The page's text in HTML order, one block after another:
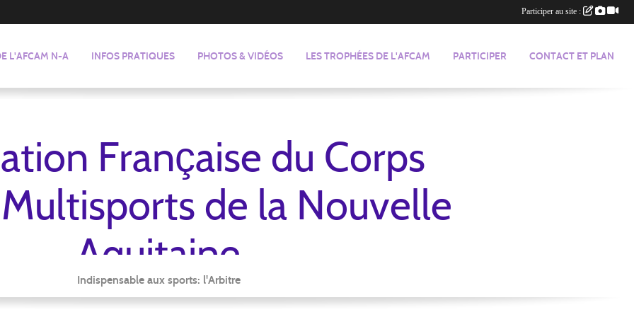
L'AFCAM N-A INFOS PRATIQUES PHOTOS & VIDÉOS LES TROPHÉES DE L'AFCAM PARTICIPER CONTACT ET PLAN
Française du Corps
de la Nouvelle
Aquitaine
Indispensable aux sports: l'Arbitre
Participer au site :